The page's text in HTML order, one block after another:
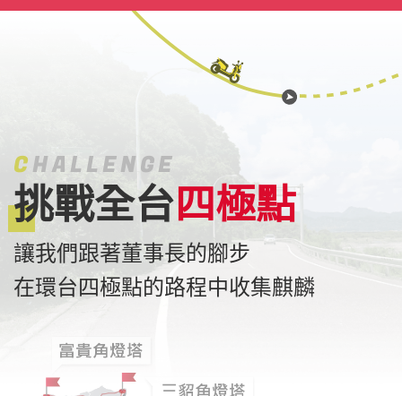
CHALLENGE
挑戰全台四極點
讓我們跟著董事長的腳步
在環台四極點的路程中收集麒麟